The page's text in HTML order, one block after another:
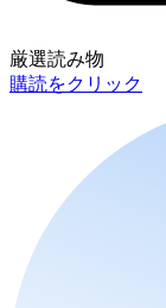
厳選読み物
購読をクリック